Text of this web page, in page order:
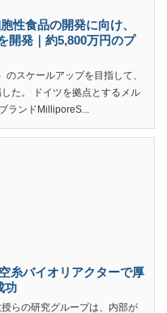
性食品の開発に向け、
開発｜約5,800万円のプ
スケールアップを目指して、
た。 ドイツを拠点とするメル
ランドMilliporeS...
糸バイオリアクターで厚
功
らの研究グループは、内部が